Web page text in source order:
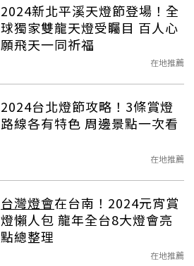
2024新北平溪天燈節登場！全
球獨家雙龍天燈受矚目 百人心
願飛天一同祈福
在地推薦
2024台北燈節攻略！3條賞燈
路線各有特色 周邊景點一次看
在地推薦
台灣燈會在台南！2024元宵賞
燈懶人包 龍年全台8大燈會亮
點總整理
在地推薦